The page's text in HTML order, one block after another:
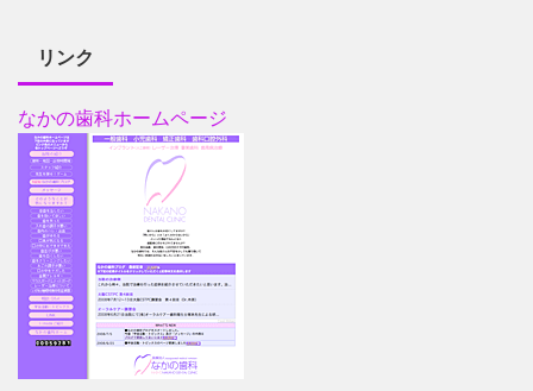
リンク
なかの歯科ホームページ